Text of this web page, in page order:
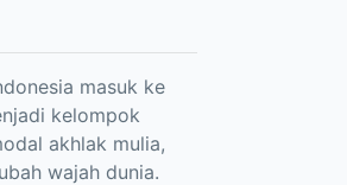
masuk ke
kelompok
akhlak mulia,
wajah dunia.